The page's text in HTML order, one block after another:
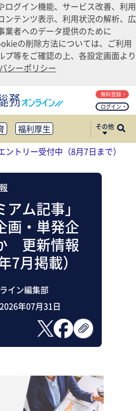
ログイン機能、サービス改善、利用
ンテンツ表示、利用状況の解析、広
業者へのデータ提供のために
の削除方法については、ご利用
プ等をご確認の上、各設定画面より
シーポリシー
ログイン
無料登録
福利厚生
ション活性化
CSR・SDGs
削減
調査・レポート
その他
トリー受付中（8月7日まで）
アム記事」
画・単発企
更新情報
7月掲載）
イン編集部
2026年07月31日